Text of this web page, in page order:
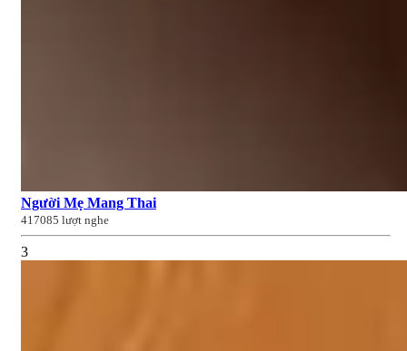
Người Mẹ Mang Thai
417085 lượt nghe
3